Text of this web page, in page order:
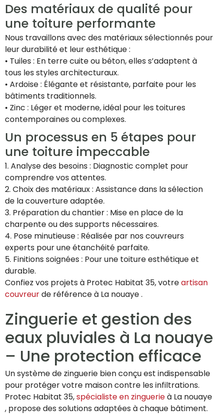
Des matériaux de qualité pour
une toiture performante
Nous travaillons avec des matériaux sélectionnés pour
leur durabilité et leur esthétique :
• Tuiles : En terre cuite ou béton, elles s’adaptent à
tous les styles architecturaux.
• Ardoise : Élégante et résistante, parfaite pour les
bâtiments traditionnels.
• Zinc : Léger et moderne, idéal pour les toitures
contemporaines ou complexes.
Un processus en 5 étapes pour
une toiture impeccable
1. Analyse des besoins : Diagnostic complet pour
comprendre vos attentes.
2. Choix des matériaux : Assistance dans la sélection
de la couverture adaptée.
3. Préparation du chantier : Mise en place de la
charpente ou des supports nécessaires.
4. Pose minutieuse : Réalisée par nos couvreurs
experts pour une étanchéité parfaite.
5. Finitions soignées : Pour une toiture esthétique et
durable.
Confiez vos projets à Protec Habitat 35, votreartisan
couvreurde référence à La nouaye .
Zinguerie et gestion des
eaux pluviales à La nouaye
– Une protection efficace
Un système de zinguerie bien conçu est indispensable
pour protéger votre maison contre les infiltrations.
Protec Habitat 35,spécialiste en zinguerieà La nouaye
, propose des solutions adaptées à chaque bâtiment.